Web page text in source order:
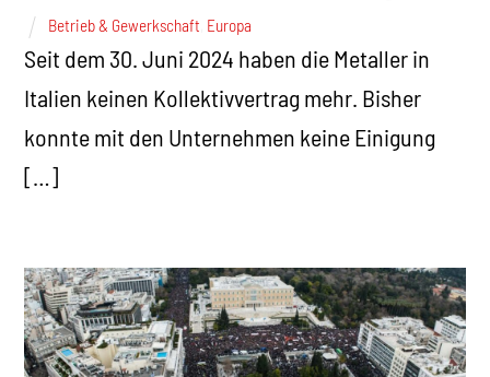
Betrieb & Gewerkschaft Europa
Seit dem 30. Juni 2024 haben die Metaller in
Italien keinen Kollektivvertrag mehr. Bisher
konnte mit den Unternehmen keine Einigung
[…]